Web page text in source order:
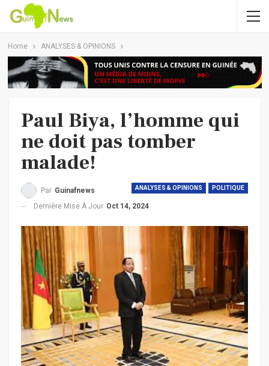
Home ANALYSES & OPINIONS
Paul Biya, l’homme qui
ne doit pas tomber
malade!
ANALYSES & OPINIONS POLITIQUE
Par Guinafnews
Dernière Mise À Jour Oct 14, 2024